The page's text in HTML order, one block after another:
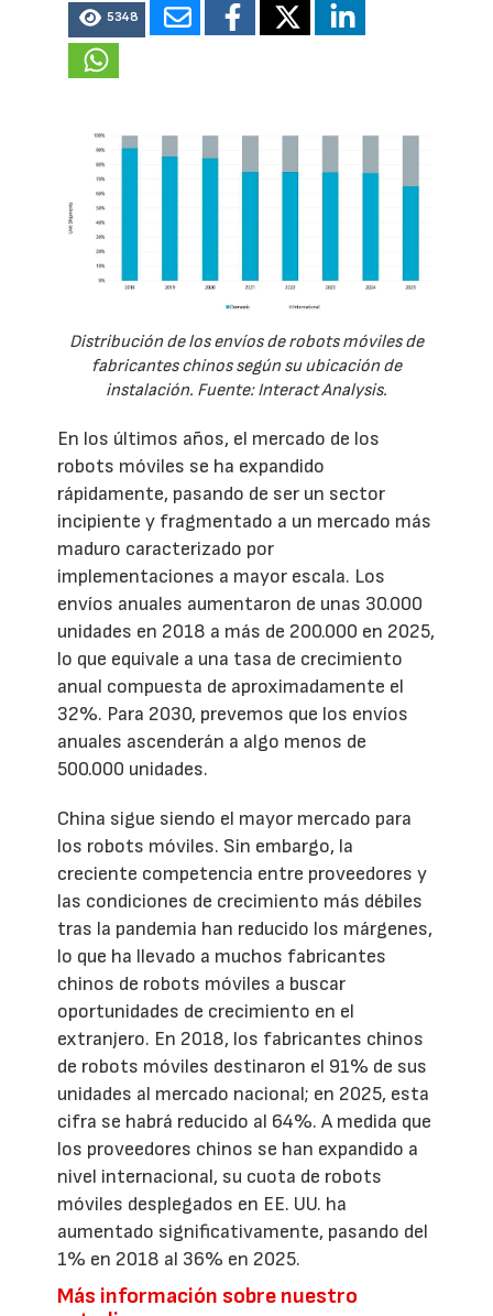
5348
Distribución de los envíos de robots móviles de
fabricantes chinos según su ubicación de
instalación. Fuente: Interact Analysis.
En los últimos años, el mercado de los
robots móviles se ha expandido
rápidamente, pasando de ser un sector
incipiente y fragmentado a un mercado más
maduro caracterizado por
implementaciones a mayor escala. Los
envíos anuales aumentaron de unas 30.000
unidades en 2018 a más de 200.000 en 2025,
lo que equivale a una tasa de crecimiento
anual compuesta de aproximadamente el
32%. Para 2030, prevemos que los envíos
anuales ascenderán a algo menos de
500.000 unidades.
China sigue siendo el mayor mercado para
los robots móviles. Sin embargo, la
creciente competencia entre proveedores y
las condiciones de crecimiento más débiles
tras la pandemia han reducido los márgenes,
lo que ha llevado a muchos fabricantes
chinos de robots móviles a buscar
oportunidades de crecimiento en el
extranjero. En 2018, los fabricantes chinos
de robots móviles destinaron el 91% de sus
unidades al mercado nacional; en 2025, esta
cifra se habrá reducido al 64%. A medida que
los proveedores chinos se han expandido a
nivel internacional, su cuota de robots
móviles desplegados en EE. UU. ha
aumentado significativamente, pasando del
1% en 2018 al 36% en 2025.
Más información sobre nuestro